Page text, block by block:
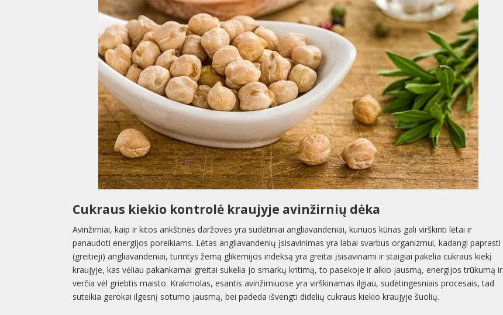
Cukraus kiekio kontrolė kraujyje avinžirnių dėka
Avinžirniai, kaip ir kitos ankštinės daržovės yra sudėtiniai angliavandeniai, kuriuos kūnas gali virškinti lėtai ir
panaudoti energijos poreikiams. Lėtas angliavandenių įsisavinimas yra labai svarbus organizmui, kadangi paprasti
(greitieji) angliavandeniai, turintys žemą glikemijos indeksą yra greitai įsisavinami ir staigiai pakelia cukraus kiekį
kraujyje, kas vėliau pakankamai greitai sukelia jo smarkų kritimą, to pasekoje ir alkio jausmą, energijos trūkumą ir
verčia vėl griebtis maisto. Krakmolas, esantis avinžirniuose yra virškinamas ilgiau, sudėtingesniais procesais, tad
suteikia gerokai ilgesnį sotumo jausmą, bei padeda išvengti didelių cukraus kiekio kraujyje šuolių.